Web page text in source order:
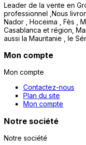
Leader de la vente en
professionnel ,Nous
Nador , Hoceima , Fès ,
Casablanca et région,
aussi la Mauritanie , le
Mon compte
Mon compte
Contactez-nous
Plan du site
Mon compte
Notre société
Notre société